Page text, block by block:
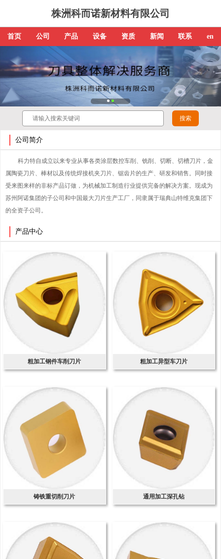
株洲科而诺新材料有限公司
首页 公司 产品 设备 资质 新闻 联系 en
公司简介
科力特自成立以来专业从事各类涂层数控车削、铣削、切断、切槽刀片，金
属陶瓷刀片、棒材以及传统焊接机夹刀片、锯齿片的生产、研发和销售。同时接
受来图来样的非标产品订做，为机械加工制造行业提供完备的解决方案。现成为
苏州阿诺集团的子公司和中国最大刀片生产工厂，同隶属于瑞典山特维克集团下
的全资子公司。
产品中心
粗加工钢件车削刀片 粗加工异型车刀片
铸铁重切削刀片 通用加工深孔钻